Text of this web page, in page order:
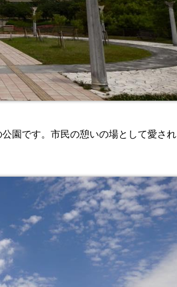
園です。市民の憩いの場として愛され